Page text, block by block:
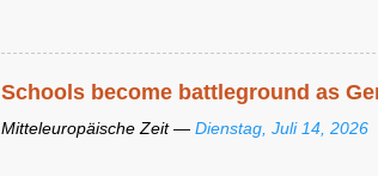
Schools become battleground as
Mitteleuropäische Zeit — Dienstag, Juli 14, 2026